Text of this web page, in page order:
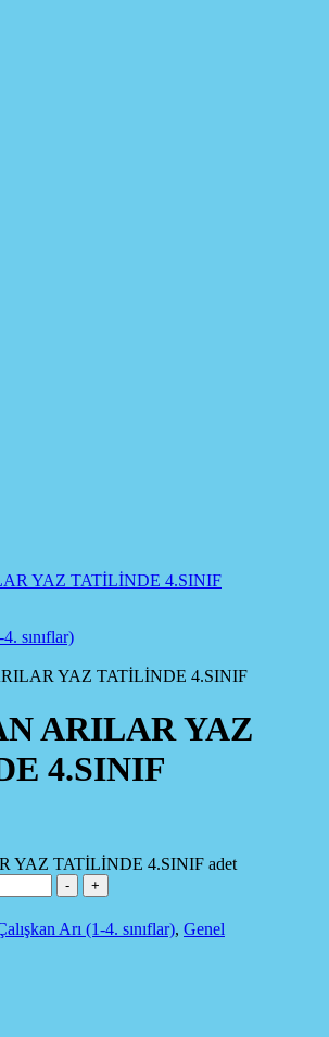
sınıflar)
YAZ TATİLİNDE 4.SINIF
ARILAR YAZ
4.SINIF
YAZ TATİLİNDE 4.SINIF adet
-
+
Arı (1-4. sınıflar), Genel